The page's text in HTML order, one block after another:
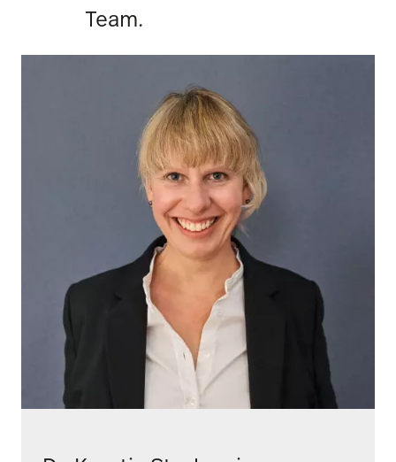
Team.